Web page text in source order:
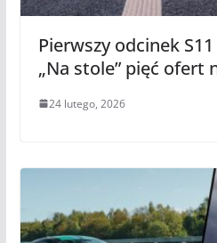
Pierwszy odcinek
„Na stole” pięć ofert
24 lutego, 2026